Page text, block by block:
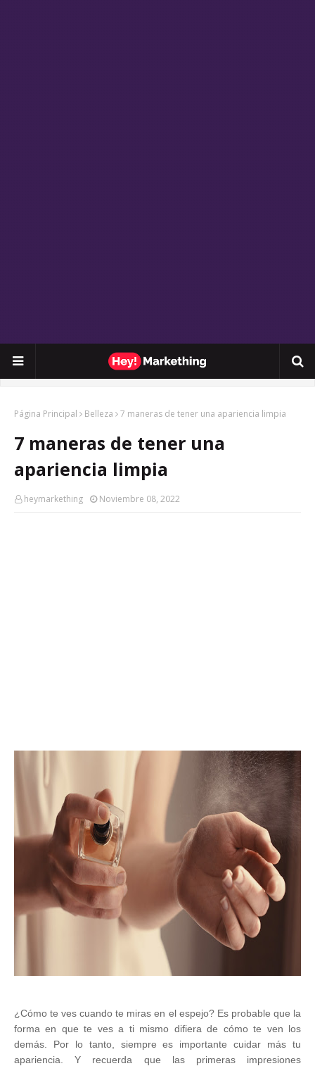
Página Principal Belleza 7 maneras de tener una apariencia limpia
7 maneras de tener una
apariencia limpia
heymarkething Noviembre 08, 2022
¿Cómo te ves cuando te miras en el espejo? Es probable que la
forma en que te ves a ti mismo difiera de cómo te ven los
demás. Por lo tanto, siempre es importante cuidar más tu
apariencia.Y recuerda que las primeras impresiones